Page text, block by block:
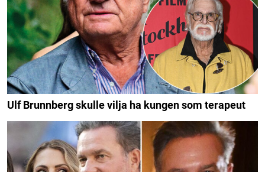
Ulf Brunnberg skulle vilja ha kungen som terapeut